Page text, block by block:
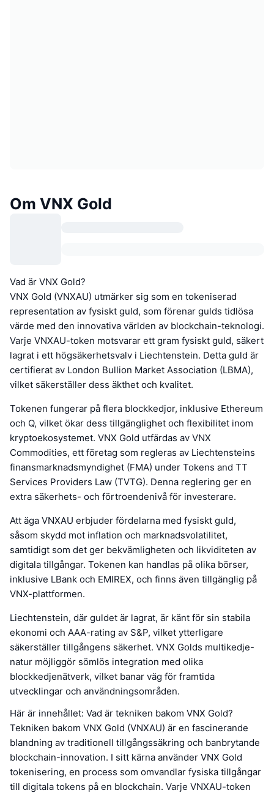
Om VNX Gold
Vad är VNX Gold?
VNX Gold (VNXAU) utmärker sig som en tokeniserad
representation av fysiskt guld, som förenar gulds tidlösa
värde med den innovativa världen av blockchain-teknologi.
Varje VNXAU-token motsvarar ett gram fysiskt guld, säkert
lagrat i ett högsäkerhetsvalv i Liechtenstein. Detta guld är
certifierat av London Bullion Market Association (LBMA),
vilket säkerställer dess äkthet och kvalitet.
Tokenen fungerar på flera blockkedjor, inklusive Ethereum
och Q, vilket ökar dess tillgänglighet och flexibilitet inom
kryptoekosystemet. VNX Gold utfärdas av VNX
Commodities, ett företag som regleras av Liechtensteins
finansmarknadsmyndighet (FMA) under Tokens and TT
Services Providers Law (TVTG). Denna reglering ger en
extra säkerhets- och förtroendenivå för investerare.
Att äga VNXAU erbjuder fördelarna med fysiskt guld,
såsom skydd mot inflation och marknadsvolatilitet,
samtidigt som det ger bekvämligheten och likviditeten av
digitala tillgångar. Tokenen kan handlas på olika börser,
inklusive LBank och EMIREX, och finns även tillgänglig på
VNX-plattformen.
Liechtenstein, där guldet är lagrat, är känt för sin stabila
ekonomi och AAA-rating av S&P, vilket ytterligare
säkerställer tillgångens säkerhet. VNX Golds multikedje-
natur möjliggör sömlös integration med olika
blockkedjenätverk, vilket banar väg för framtida
utvecklingar och användningsområden.
Här är innehållet: Vad är tekniken bakom VNX Gold?
Tekniken bakom VNX Gold (VNXAU) är en fascinerande
blandning av traditionell tillgångssäkring och banbrytande
blockchain-innovation. I sitt kärna använder VNX Gold
tokenisering, en process som omvandlar fysiska tillgångar
till digitala tokens på en blockchain. Varje VNXAU-token